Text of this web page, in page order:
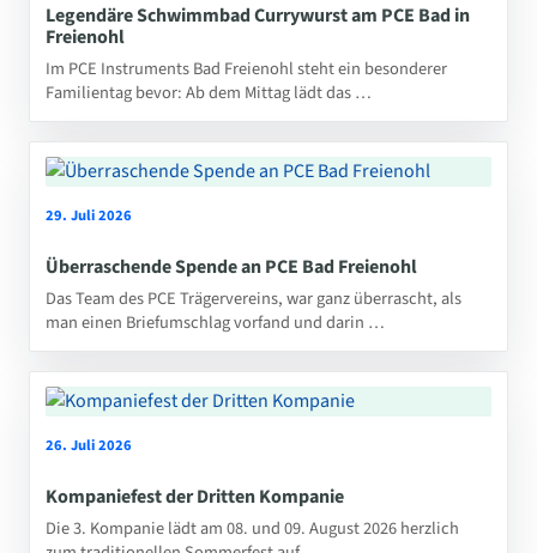
Legendäre Schwimmbad Currywurst am PCE Bad in
Freienohl
Im PCE Instruments Bad Freienohl steht ein besonderer
Familientag bevor: Ab dem Mittag lädt das …
29. Juli 2026
Überraschende Spende an PCE Bad Freienohl
Das Team des PCE Trägervereins, war ganz überrascht, als
man einen Briefumschlag vorfand und darin …
26. Juli 2026
Kompaniefest der Dritten Kompanie
Die 3. Kompanie lädt am 08. und 09. August 2026 herzlich